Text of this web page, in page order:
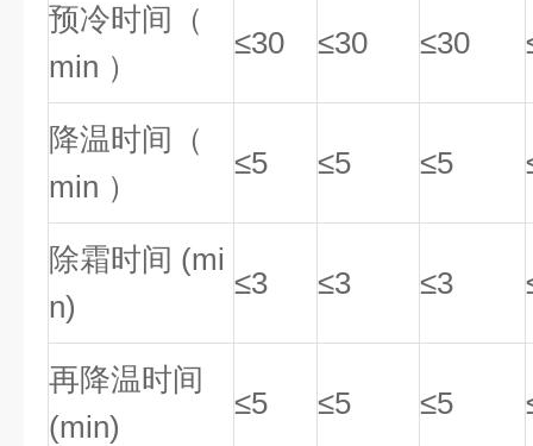
预冷时间（
min ）
≤30 ≤30 ≤30
降温时间（
min ）
≤5 ≤5 ≤5
除霜时间 (mi
n)
≤3 ≤3 ≤3
再降温时间
(min)
≤5 ≤5 ≤5